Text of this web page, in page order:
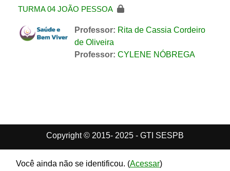
TURMA 04 JOÃO PESSOA
Professor: Rita de Cassia Cordeiro
de Oliveira
Professor: CYLENE NÓBREGA
Copyright © 2015- 2025 - GTI SESPB
Você ainda não se identificou. (Acessar)